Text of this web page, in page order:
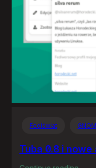
Fediświat
Tuba 0.8 i nowe